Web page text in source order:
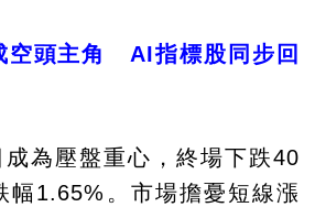
空頭主角 AI指標股同步回
為壓盤重心，終場下跌40
幅1.65%。市場擔憂短線漲